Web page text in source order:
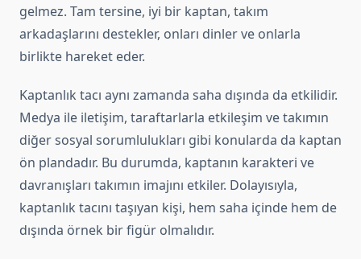
gelmez. Tam tersine, iyi bir kaptan, takım
arkadaşlarını destekler, onları dinler ve onlarla
birlikte hareket eder.
Kaptanlık tacı aynı zamanda saha dışında da etkilidir.
Medya ile iletişim, taraftarlarla etkileşim ve takımın
diğer sosyal sorumlulukları gibi konularda da kaptan
ön plandadır. Bu durumda, kaptanın karakteri ve
davranışları takımın imajını etkiler. Dolayısıyla,
kaptanlık tacını taşıyan kişi, hem saha içinde hem de
dışında örnek bir figür olmalıdır.